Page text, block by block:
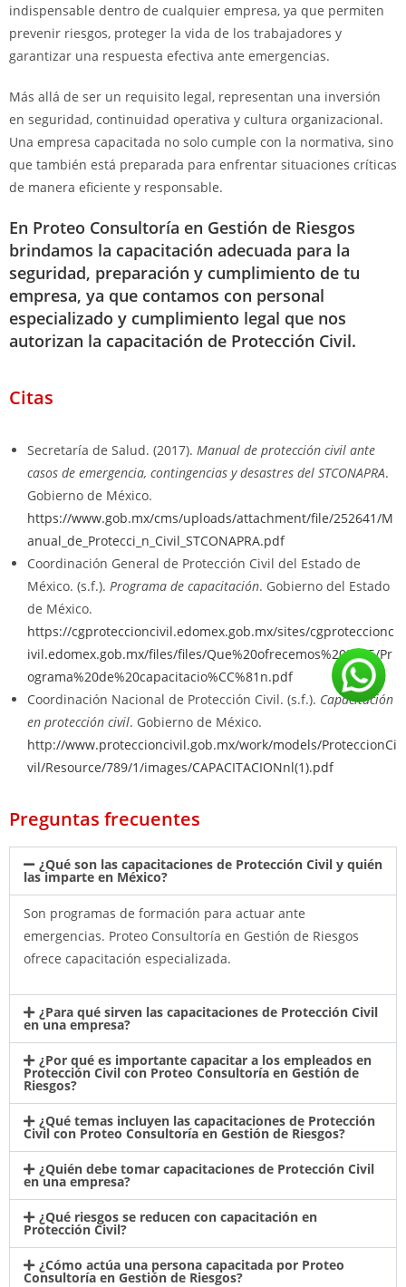
indispensable dentro de cualquier empresa, ya que permiten
prevenir riesgos, proteger la vida de los trabajadores y
garantizar una respuesta efectiva ante emergencias.
Más allá de ser un requisito legal, representan una inversión
en seguridad, continuidad operativa y cultura organizacional.
Una empresa capacitada no solo cumple con la normativa, sino
que también está preparada para enfrentar situaciones críticas
de manera eficiente y responsable.
En Proteo Consultoría en Gestión de Riesgos
brindamos la capacitación adecuada para la
seguridad, preparación y cumplimiento de tu
empresa, ya que contamos con personal
especializado y cumplimiento legal que nos
autorizan la capacitación de Protección Civil.
Citas
Secretaría de Salud. (2017). Manual de protección civil ante
casos de emergencia, contingencias y desastres del STCONAPRA.
Gobierno de México.
https://www.gob.mx/cms/uploads/attachment/file/252641/M
anual_de_Protecci_n_Civil_STCONAPRA.pdf
Coordinación General de Protección Civil del Estado de
México. (s.f.). Programa de capacitación. Gobierno del Estado
de México.
https://cgproteccioncivil.edomex.gob.mx/sites/cgproteccionc
ivil.edomex.gob.mx/files/files/Que%20ofrecemos%202025/Pr
ograma%20de%20capacitacio%CC%81n.pdf
Coordinación Nacional de Protección Civil. (s.f.). Capacitación
en protección civil. Gobierno de México.
http://www.proteccioncivil.gob.mx/work/models/ProteccionCi
vil/Resource/789/1/images/CAPACITACIONnl(1).pdf
Preguntas frecuentes
¿Qué son las capacitaciones de Protección Civil y quién
las imparte en México?
Son programas de formación para actuar ante
emergencias. Proteo Consultoría en Gestión de Riesgos
ofrece capacitación especializada.
¿Para qué sirven las capacitaciones de Protección Civil
en una empresa?
¿Por qué es importante capacitar a los empleados en
Protección Civil con Proteo Consultoría en Gestión de
Riesgos?
¿Qué temas incluyen las capacitaciones de Protección
Civil con Proteo Consultoría en Gestión de Riesgos?
¿Quién debe tomar capacitaciones de Protección Civil
en una empresa?
¿Qué riesgos se reducen con capacitación en
Protección Civil?
¿Cómo actúa una persona capacitada por Proteo
Consultoría en Gestión de Riesgos?